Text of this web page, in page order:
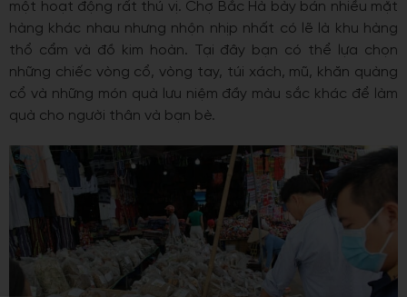
một hoạt động rất thú vị. Chợ Bắc Hà bày bán nhiều mặt
hàng khác nhau nhưng nhộn nhịp nhất có lẽ là khu hàng
thổ cẩm và đồ kim hoàn. Tại đây bạn có thể lựa chọn
những chiếc vòng cổ, vòng tay, túi xách, mũ, khăn quàng
cổ và những món quà lưu niệm đầy màu sắc khác để làm
quà cho người thân và bạn bè.